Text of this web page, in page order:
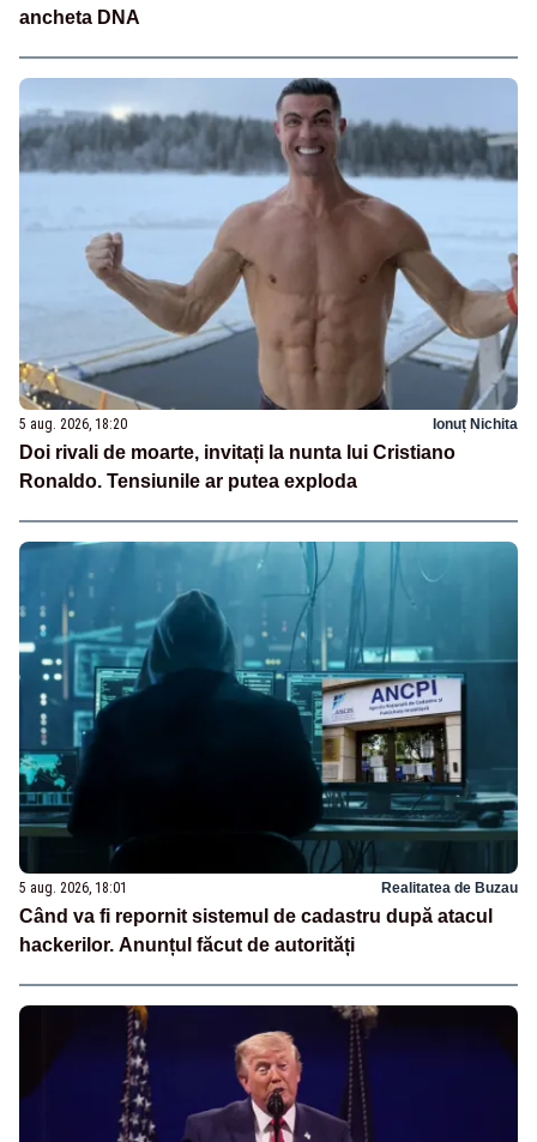
ancheta DNA
5 aug. 2026, 18:20 Ionuț Nichita
Doi rivali de moarte, invitați la nunta lui Cristiano
Ronaldo. Tensiunile ar putea exploda
5 aug. 2026, 18:01 Realitatea de Buzau
Când va fi repornit sistemul de cadastru după atacul
hackerilor. Anunțul făcut de autorități